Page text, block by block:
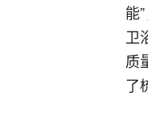
能
卫
质
了